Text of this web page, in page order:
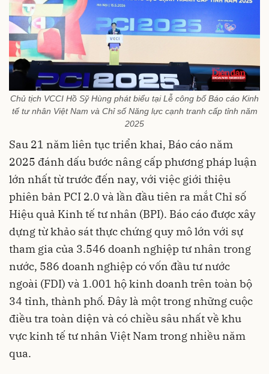
Chủ tịch VCCI Hồ Sỹ Hùng phát biểu tại Lễ công bố Báo cáo Kinh
tế tư nhân Việt Nam và Chỉ số Năng lực cạnh tranh cấp tỉnh năm
2025
Sau 21 năm liên tục triển khai, Báo cáo năm
2025 đánh dấu bước nâng cấp phương pháp luận
lớn nhất từ trước đến nay, với việc giới thiệu
phiên bản PCI 2.0 và lần đầu tiên ra mắt Chỉ số
Hiệu quả Kinh tế tư nhân (BPI). Báo cáo được xây
dựng từ khảo sát thực chứng quy mô lớn với sự
tham gia của 3.546 doanh nghiệp tư nhân trong
nước, 586 doanh nghiệp có vốn đầu tư nước
ngoài (FDI) và 1.001 hộ kinh doanh trên toàn bộ
34 tỉnh, thành phố. Đây là một trong những cuộc
điều tra toàn diện và có chiều sâu nhất về khu
vực kinh tế tư nhân Việt Nam trong nhiều năm
qua.